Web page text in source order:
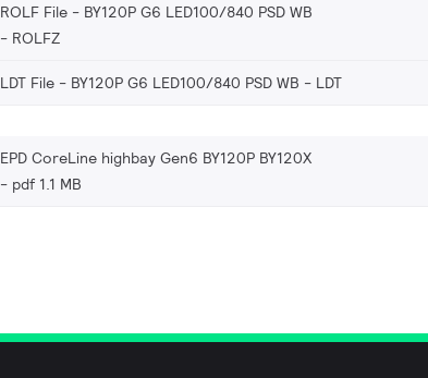
ROLF File - BY120P G6 LED100/840 PSD WB
ROLFZ
LDT File - BY120P G6 LED100/840 PSD WB LDT
EPD CoreLine highbay Gen6 BY120P BY120X
pdf 1.1 MB